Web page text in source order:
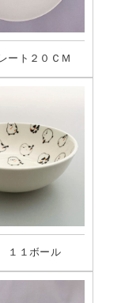
ート２０ＣＭ
１１ボール